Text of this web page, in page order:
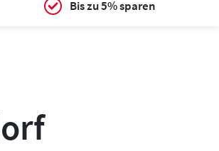
Bis zu 5% sparen